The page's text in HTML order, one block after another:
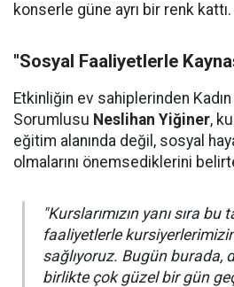
konserle güne ayrı bir renk kattı.
"Sosyal Faaliyetlerle
Etkinliğin ev sahiplerinden
Sorumlusu Neslihan Yiğiner,
eğitim alanında değil, sosyal
olmalarını önemsediklerini
"Kurslarımızın yanı sıra bu
faaliyetlerle
sağlıyoruz. Bugün burada,
birlikte çok güzel bir gün